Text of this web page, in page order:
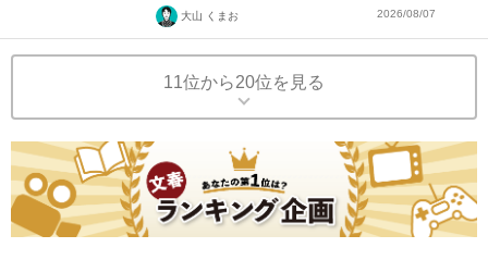
大山 くまお 2026/08/07
11位から20位を見る